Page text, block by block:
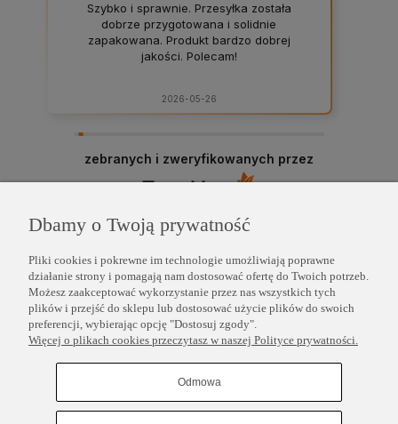
Szybko i sprawnie. Przesyłka została
dobrze przygotowana i solidnie
zapakowana. Produkt bardzo dobrej
jakości. Polecam!
2026-05-26
zebranych i zweryfikowanych przez
POMOC
INFORMACJE
Dbamy o Twoją prywatność
Pliki cookies i pokrewne im technologie umożliwiają poprawne
działanie strony i pomagają nam dostosować ofertę do Twoich potrzeb.
Możesz zaakceptować wykorzystanie przez nas wszystkich tych
plików i przejść do sklepu lub dostosować użycie plików do swoich
preferencji, wybierając opcję "Dostosuj zgody".
Więcej o plikach cookies przeczytasz w naszej Polityce prywatności.
Odmowa